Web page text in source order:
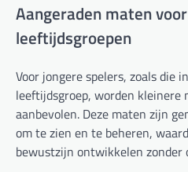
Aangeraden maten
leeftijdsgroepen
Voor jongere spelers, zoals die
leeftijdsgroep, worden kleinere
aanbevolen. Deze maten zijn
om te zien en te beheren,
bewustzijn ontwikkelen zonder